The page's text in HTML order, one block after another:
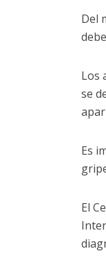
Del
Los
se
Es
El